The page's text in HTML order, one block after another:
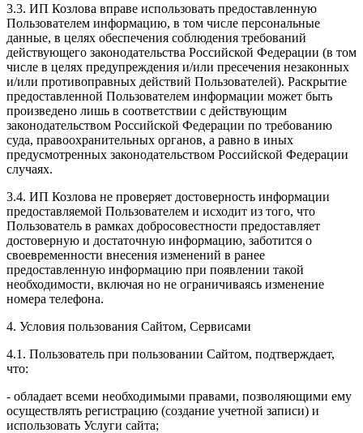
3.3. ИП Козлова вправе использовать предоставленную
Пользователем информацию, в том числе персональные
данные, в целях обеспечения соблюдения требований
действующего законодательства Российской Федерации (в том
числе в целях предупреждения и/или пресечения незаконных
и/или противоправных действий Пользователей). Раскрытие
предоставленной Пользователем информации может быть
произведено лишь в соответствии с действующим
законодательством Российской Федерации по требованию
суда, правоохранительных органов, а равно в иных
предусмотренных законодательством Российской Федерации
случаях.
3.4. ИП Козлова не проверяет достоверность информации
предоставляемой Пользователем и исходит из того, что
Пользователь в рамках добросовестности предоставляет
достоверную и достаточную информацию, заботится о
своевременности внесения изменений в ранее
предоставленную информацию при появлении такой
необходимости, включая но не ограничиваясь изменение
номера телефона.
4. Условия пользования Сайтом, Сервисами
4.1. Пользователь при пользовании Сайтом, подтверждает,
что:
- обладает всеми необходимыми правами, позволяющими ему
осуществлять регистрацию (создание учетной записи) и
использовать Услуги сайта;